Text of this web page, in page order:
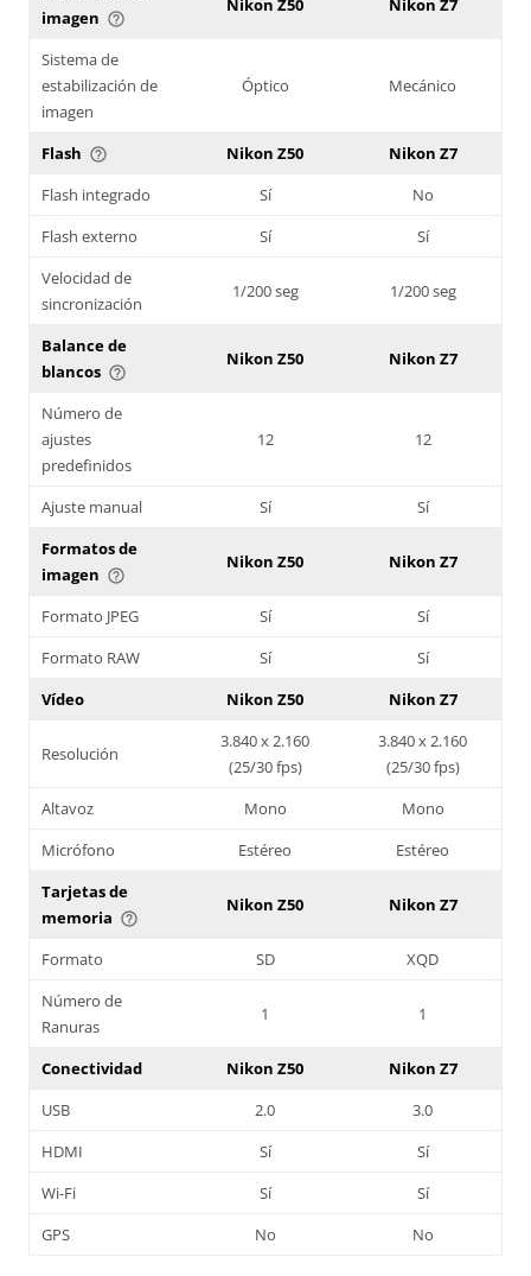
imagen help_outline
Nikon Z50 Nikon Z7
Sistema de
estabilización de
imagen
Óptico Mecánico
Flash help_outline Nikon Z50
Nikon Z7
Flash integrado
Sí
No
Flash externo
Sí
Sí
Velocidad de
sincronización
1/200 seg 1/200 seg
Balance de
blancos help_outline
Nikon Z50 Nikon Z7
Número de
ajustes
predefinidos
12 12
Ajuste manual Sí
Sí
Formatos de
imagen help_outline
Nikon Z50 Nikon Z7
Formato JPEG Sí
Sí
Formato RAW
Sí
Sí
Vídeo
Nikon Z50 Nikon Z7
Resolución
3.840 x 2.160
(25/30 fps)
3.840 x 2.160
(25/30 fps)
Altavoz
Mono
Mono
Micrófono
Estéreo
Estéreo
Tarjetas de
memoria help_outline
Nikon Z50 Nikon Z7
Formato SD
XQD
Número de
Ranuras
1 1
Conectividad Nikon Z50
Nikon Z7
USB
2.0
3.0
HDMI
Sí
Sí
Wi-Fi
Sí
Sí
GPS
No No